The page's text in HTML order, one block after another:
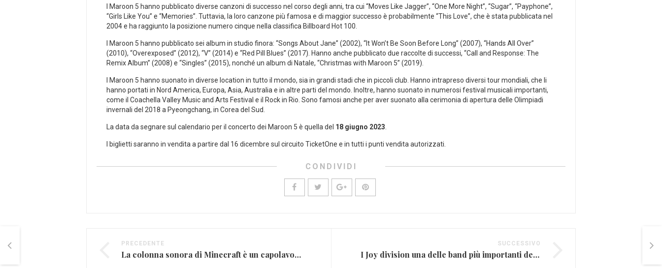
I Maroon 5 hanno pubblicato diverse canzoni di successo nel corso degli anni, tra cui “Moves Like Jagger”, “One More Night”, “Sugar”, “Payphone”,
“Girls Like You” e “Memories”. Tuttavia, la loro canzone più famosa e di maggior successo è probabilmente “This Love”, che è stata pubblicata nel
2004 e ha raggiunto la posizione numero cinque nella classifica Billboard Hot 100.
I Maroon 5 hanno pubblicato sei album in studio finora: “Songs About Jane” (2002), “It Won’t Be Soon Before Long” (2007), “Hands All Over”
(2010), “Overexposed” (2012), “V” (2014) e “Red Pill Blues” (2017). Hanno anche pubblicato due raccolte di successi, “Call and Response: The
Remix Album” (2008) e “Singles” (2015), nonché un album di Natale, “Christmas with Maroon 5” (2019).
I Maroon 5 hanno suonato in diverse location in tutto il mondo, sia in grandi stadi che in piccoli club. Hanno intrapreso diversi tour mondiali, che li
hanno portati in Nord America, Europa, Asia, Australia e in altre parti del mondo. Inoltre, hanno suonato in numerosi festival musicali importanti,
come il Coachella Valley Music and Arts Festival e il Rock in Rio. Sono famosi anche per aver suonato alla cerimonia di apertura delle Olimpiadi
invernali del 2018 a Pyeongchang, in Corea del Sud.
La data da segnare sul calendario per il concerto dei Maroon 5 è quella del 18 giugno 2023
I biglietti saranno in vendita a partire dal 16 dicembre sul circuito TicketOne e in tutti i punti vendita autorizzati.
CONDIVIDI
PRECEDENTE
La colonna sonora di Minecraft è un capolavoro
SUCCESSIVO
I Joy division una delle band più importanti della New Wave